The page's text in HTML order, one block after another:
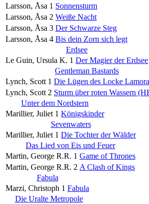
Larsson, Åsa 1 Sonnensturm
Larsson, Åsa 2 Weiße Nacht
Larsson, Åsa 3 Der Schwarze Steg
Larsson, Åsa 4 Bis dein Zorn sich legt
Erdsee
Le Guin, Ursula K. 1 Der Magier der Erdsee
Gentleman Bastards
Lynch, Scott 1 Die Lügen des Locke
Lynch, Scott 2 Sturm über roten Wassern
Unter dem Nordstern
Marillier, Juliet 1 Königskinder
Sevenwaters
Marillier, Juliet 1 Die Tochter der Wälder
Das Lied von Eis und Feuer
Martin, George R.R. 1 Game of Thrones
Martin, George R.R. 2 A Clash of Kings
Fabula
Marzi, Christoph 1 Fabula
Die Uralte Metropole